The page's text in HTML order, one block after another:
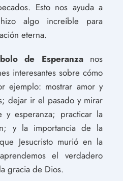
Esto nos ayuda a
algo increíble para
eterna.
de Esperanzanos
interesantes sobre cómo
ejemplo: mostrar amor y
dejar ir el pasado y mirar
esperanza; practicar la
y la importancia de la
Jesucristo murió en la
el verdadero
gracia de Dios.